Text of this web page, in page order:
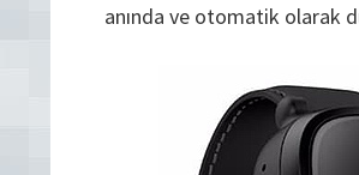
anında ve otomatik olarak